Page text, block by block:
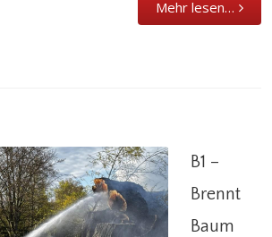
Mehr lesen…
B1 –
Brennt
Baum